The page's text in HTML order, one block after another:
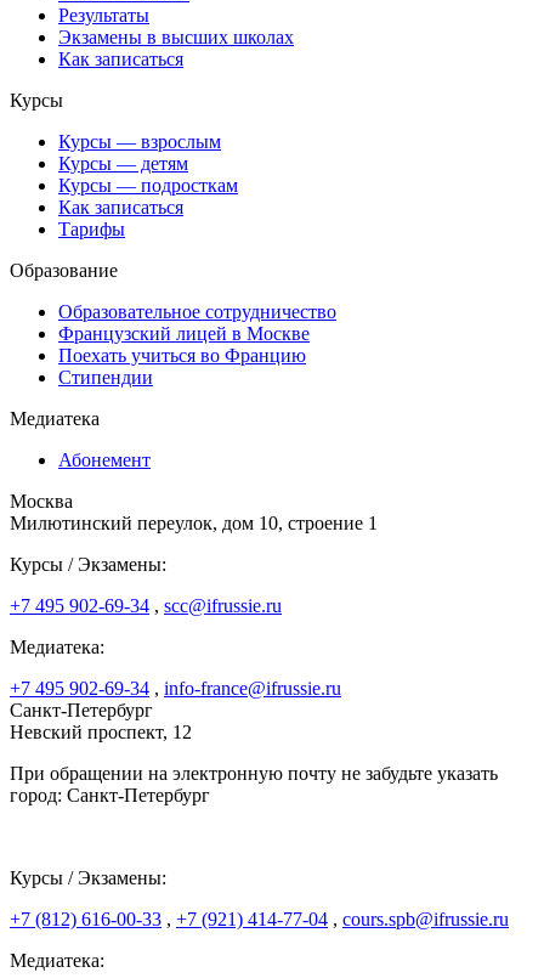
Результаты
Экзамены в высших школах
Как записаться
Курсы
Курсы — взрослым
Курсы — детям
Курсы — подросткам
Как записаться
Тарифы
Образование
Образовательное сотрудничество
Французский лицей в Москве
Поехать учиться во Францию
Стипендии
Медиатека
Абонемент
Москва
Милютинский переулок, дом 10, строение 1
Курсы / Экзамены:
+7 495 902-69-34 , scc@ifrussie.ru
Медиатека:
+7 495 902-69-34 , info-france@ifrussie.ru
Санкт-Петербург
Невский проспект, 12
При обращении на электронную почту не забудьте указать
город: Санкт-Петербург
Курсы / Экзамены:
+7 (812) 616-00-33 , +7 (921) 414-77-04 , cours.spb@ifrussie.ru
Медиатека: